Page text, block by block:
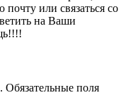
или связаться со
на Ваши
Обязательные поля